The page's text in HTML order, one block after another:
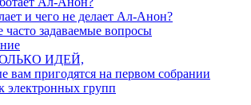
и чего не делает Ал-Анон?
часто задаваемые вопросы
ИДЕЙ,
вам пригодятся на первом собрании
электронных групп